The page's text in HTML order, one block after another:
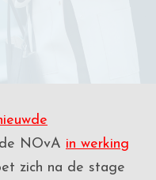
NOvA in werking
zich na de stage